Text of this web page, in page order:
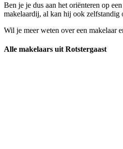
Ben je je dus aan het oriënteren op
makelaardij, al kan hij ook zelfstandig
Wil je meer weten over een makelaar
Alle makelaars uit Rotstergaast